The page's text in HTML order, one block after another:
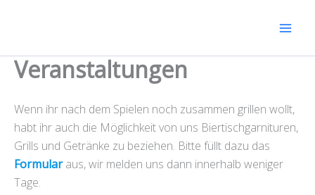
Veranstaltungen
Wenn ihr nach dem Spielen noch zusammen grillen wollt,
habt ihr auch die Möglichkeit von uns Biertischgarnituren,
Grills und Getränke zu beziehen. Bitte füllt dazu das
Formular aus, wir melden uns dann innerhalb weniger
Tage.